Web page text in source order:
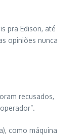
pra Edison, até
opiniões nunca
recusados,
como máquina